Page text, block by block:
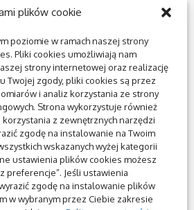
plików cookie
poziomie w ramach naszej strony
Pliki cookies umożliwiają nam
strony internetowej oraz realizację
Twojej zgody, pliki cookies są przez
i analiz korzystania ze strony
Strona wykorzystuje również
z zewnętrznych narzędzi
zgodę na instalowanie na Twoim
wskazanych wyżej kategorii
ustawienia plików cookies możesz
preferencje”. Jeśli ustawienia
zgodę na instalowanie plików
w wybranym przez Ciebie zakresie